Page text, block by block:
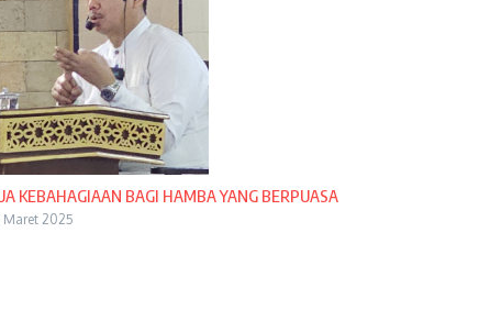
KEBAHAGIAAN BAGI HAMBA YANG BERPUASA
Maret 2025